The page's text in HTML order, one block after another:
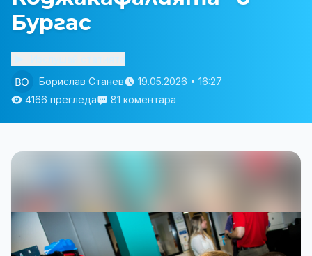
Бургас
Борислав Станев
19.05.2026 • 16:27
4166 прегледа
81 коментара